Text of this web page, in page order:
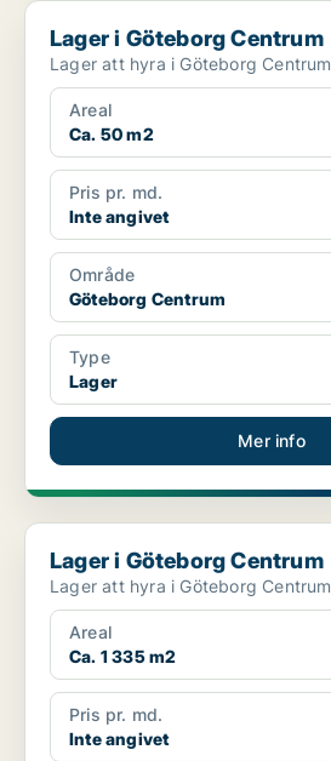
Lager i Göteborg Centrum
Lager i Göteborg Centrum
Lager att hyra i Göteborg Centrum
Areal
Ca. 50 m2
Pris pr. md.
Inte angivet
Område
Göteborg Centrum
Type
Lager
Mer info
Lager i Göteborg Centrum
Lager i Göteborg Centrum
Lager att hyra i Göteborg Centrum
Areal
Ca. 1 335 m2
Pris pr. md.
Inte angivet